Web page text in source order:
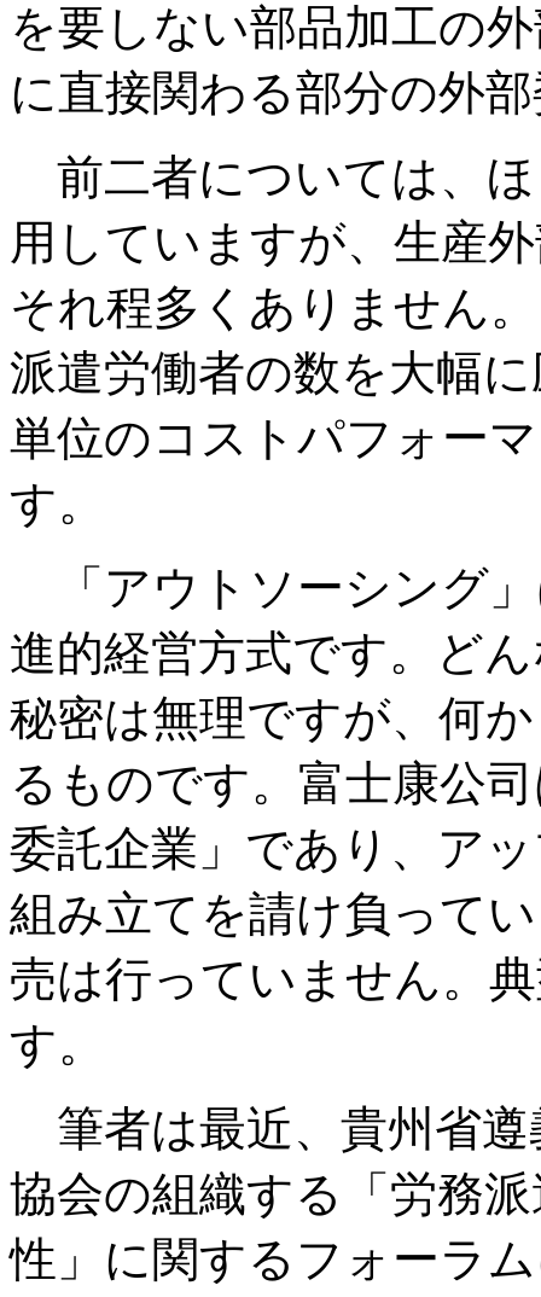
を要しない部品加工の
に直接関わる部分の外
前二者については、
用していますが、生産
それ程多くありません
派遣労働者の数を大幅
単位のコストパフォー
す。
「アウトソーシング
進的経営方式です。ど
秘密は無理ですが、何
るものです。富士康公
委託企業」であり、ア
組み立てを請け負って
売は行っていません。
す。
筆者は最近、貴州省
協会の組織する「労務
性」に関するフォーラ